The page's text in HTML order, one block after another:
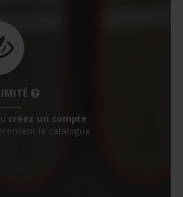
créez un compte
le catalogue